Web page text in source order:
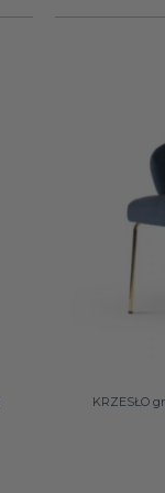
KRZESŁO